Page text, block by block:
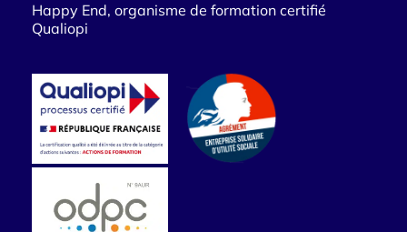
Happy End, organisme de formation certifié
Qualiopi